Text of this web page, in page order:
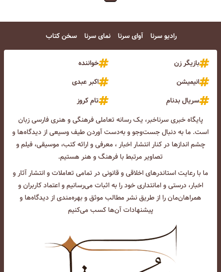
رادیو سرنا آوای سرنا نمای سرنا سخن کتاب
بازیگر زن
خواننده
انیمیشن
اکبر عبدی
سریال بدنام
تام کروز
پایگاه خبری سرناخبر، یک رسانه تعاملی فرهنگی و هنری فارسی زبان
است. ما به دنبال جست‌و‌جو و به‌دست آوردن طیف وسیعی از دیدگاه‌ها و
چشم انداز‌ها در کنار انتشار اخبار ، معرفی و ارائه کتب، موسیقی، فیلم و
تصاویر مرتبط با فرهنگ و هنر هستیم.
ما با رعایت استاندرهای اخلاقی و قانونی در تمامی تعاملات و انتشار آثار و
اخبار، درستی و امانتداری خود را به اثبات می‌رسانیم و اعتماد کاربران و
همراهان‌مان را از طریق نشر مطالب موثق و بهره‌مندی از دیدگاه‌ها و
پیشنهادات آن‌ها کسب می‌کنیم